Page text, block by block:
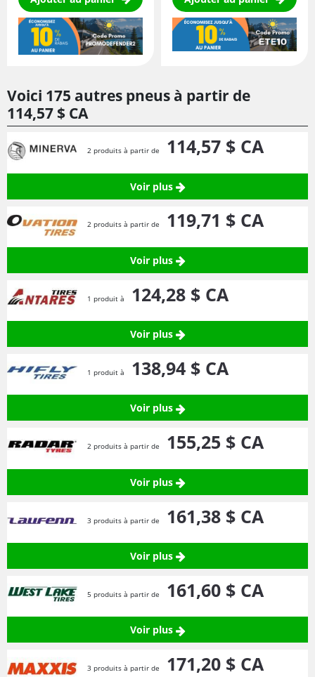
Voici 175 autres pneus à partir de
114,57 $ CA
2 produits à partir de 114,57 $ CA
Voir plus
2 produits à partir de 119,71 $ CA
Voir plus
1 produit à 124,28 $ CA
Voir plus
1 produit à 138,94 $ CA
Voir plus
2 produits à partir de 155,25 $ CA
Voir plus
3 produits à partir de 161,38 $ CA
Voir plus
5 produits à partir de 161,60 $ CA
Voir plus
3 produits à partir de 171,20 $ CA